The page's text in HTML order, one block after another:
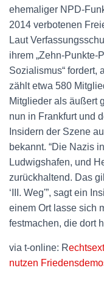
ehemaliger NPD-
2014 verbotenen
Laut
ihrem „Zehn-Punkte-
Sozialismus“ fordert,
zählt etwa 580
Mitglieder als äußert
nun in Frankfurt und
Insidern der Szene
bekannt. “Die Nazis
Ludwigshafen, und
zurückhaltend. Das
‘III. Weg'”, sagt ein
einem Ort lasse sich
festmachen, die dort
via t-online: R
nutzen